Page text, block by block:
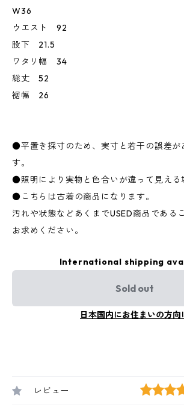
W36
ウエスト 92
股下 21.5
ワタリ幅 34
総丈 52
裾幅 26
●平置き採寸のため、実寸と若干の誤差が
す。
●照明により実物と色合いが違って見える
●こちらは古着の商品になります。
汚れや状態などあくまでUSED商品である
お求めください。
International shipping
Sold out
日本国内にお住まいの方向
レビュー